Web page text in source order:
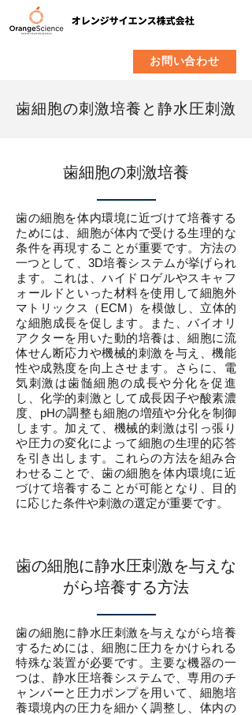
お問い合わせ
歯細胞の刺激培養と静水圧刺激
歯細胞の刺激培養
歯の細胞を体内環境に近づけて培養する
ためには、細胞が体内で受ける生理的な
条件を再現することが重要です。方法の
一つとして、3D培養システムが挙げられ
ます。これは、ハイドロゲルやスキャフ
ォールドといった材料を使用して細胞外
マトリックス（ECM）を模倣し、立体的
な細胞成長を促します。また、バイオリ
アクターを用いた動的培養は、細胞に流
体せん断応力や機械的刺激を与え、機能
性や成熟度を向上させます。さらに、電
気刺激は歯髄細胞の成長や分化を促進
し、化学的刺激として成長因子や酸素濃
度、pHの調整も細胞の増殖や分化を制御
します。加えて、機械的刺激は引っ張り
や圧力の変化によって細胞の生理的応答
を引き出します。これらの方法を組み合
わせることで、歯の細胞を体内環境に近
づけて培養することが可能となり、目的
に応じた条件や刺激の選定が重要です。
歯の細胞に静水圧刺激を与えな
がら培養する方法
歯の細胞に静水圧刺激を与えながら培養
するためには、細胞に圧力をかけられる
特殊な装置が必要です。主要な機器の一
つは、静水圧培養システムで、専用のチ
ャンバーと圧力ポンプを用いて、細胞培
養環境内の圧力を細かく調整し、体内の